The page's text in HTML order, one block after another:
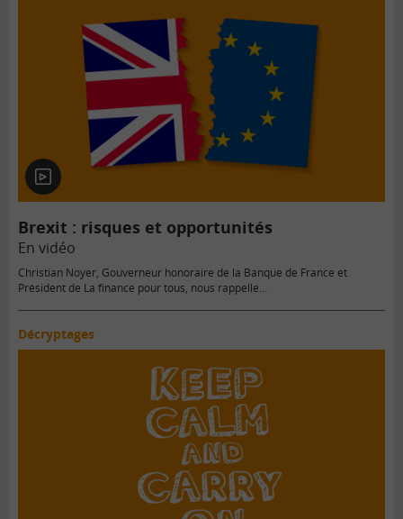
En
vidéo
Brexit : risques et opportunités
En vidéo
Christian Noyer, Gouverneur honoraire de la Banque de France et
Président de La finance pour tous, nous rappelle…
Décryptages